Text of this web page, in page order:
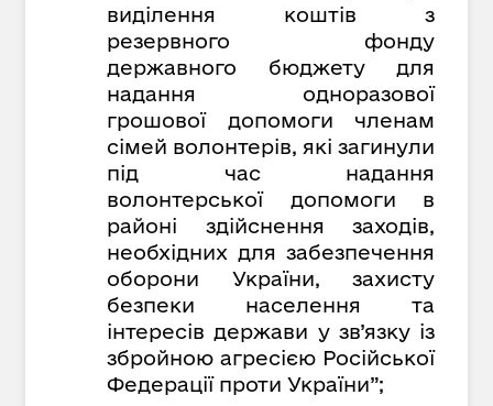
виділення коштів з
резервного фонду
державного бюджету для
надання одноразової
грошової допомоги членам
сімей волонтерів, які загинули
під час надання
волонтерської допомоги в
районі здійснення заходів,
необхідних для забезпечення
оборони України, захисту
безпеки населення та
інтересів держави у зв’язку із
збройною агресією Російської
Федерації проти України”;